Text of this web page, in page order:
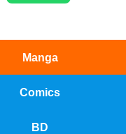
Manga
Comics
BD